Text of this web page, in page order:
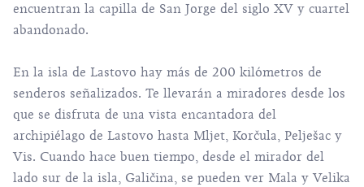
encuentran la capilla de San Jorge del siglo XV y cuartel
abandonado.
En la isla de Lastovo hay más de 200 kilómetros de
senderos señalizados. Te llevarán a miradores desde los
que se disfruta de una vista encantadora del
archipiélago de Lastovo hasta Mljet, Korčula, Pelješac y
Vis. Cuando hace buen tiempo, desde el mirador del
lado sur de la isla, Galičina, se pueden ver Mala y Velika